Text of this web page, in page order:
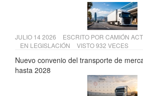
JULIO 14 2026 ESCRITO POR CAMIÓN
EN LEGISLACIÓN VISTO 932 VECES
Nuevo convenio del transporte de
hasta 2028